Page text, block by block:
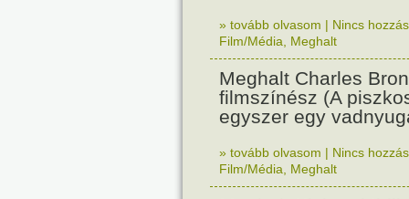
» tovább olvasom | Nincs
Film/Média
Meghalt
Meghalt Charles
filmszínész (A
egyszer egy
» tovább olvasom | Nincs
Film/Média
Meghalt